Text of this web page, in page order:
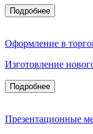
Подробнее
Оформление в
Изготовление
Подробнее
Презентационные